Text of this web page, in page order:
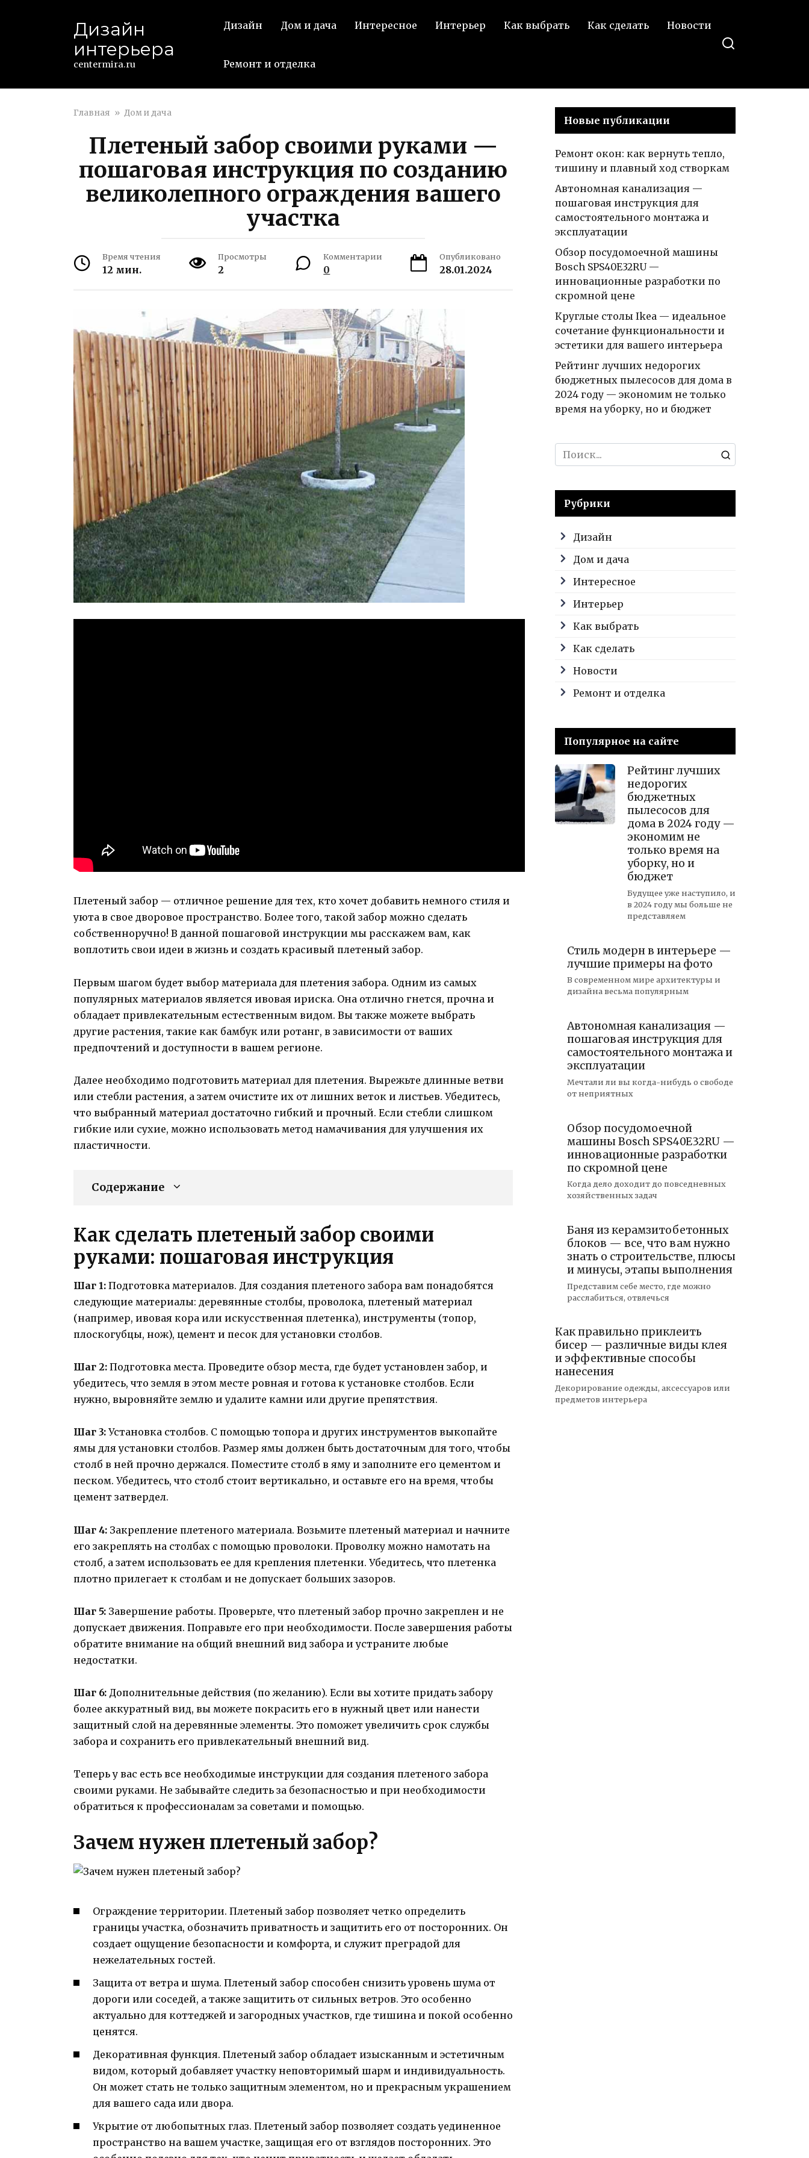
Дизайн
интерьера
centermira.ru
Дизайн Дом и дача Интересное Интерьер Как выбрать Как сделать Новости
Ремонт и отделка
Главная » Дом и дача
Плетеный забор своими руками —
пошаговая инструкция по созданию
великолепного ограждения вашего
участка
Время чтения
12 мин.
Просмотры
2
Комментарии
0
Опубликовано
28.01.2024
Плетеный забор — отличное решение для тех, кто хочет добавить немного стиля и
уюта в свое дворовое пространство. Более того, такой забор можно сделать
собственноручно! В данной пошаговой инструкции мы расскажем вам, как
воплотить свои идеи в жизнь и создать красивый плетеный забор.
Первым шагом будет выбор материала для плетения забора. Одним из самых
популярных материалов является ивовая ириска. Она отлично гнется, прочна и
обладает привлекательным естественным видом. Вы также можете выбрать
другие растения, такие как бамбук или ротанг, в зависимости от ваших
предпочтений и доступности в вашем регионе.
Далее необходимо подготовить материал для плетения. Вырежьте длинные ветви
или стебли растения, а затем очистите их от лишних веток и листьев. Убедитесь,
что выбранный материал достаточно гибкий и прочный. Если стебли слишком
гибкие или сухие, можно использовать метод намачивания для улучшения их
пластичности.
Содержание
Как сделать плетеный забор своими
руками: пошаговая инструкция
Шаг 1: Подготовка материалов. Для создания плетеного забора вам понадобятся
следующие материалы: деревянные столбы, проволока, плетеный материал
(например, ивовая кора или искусственная плетенка), инструменты (топор,
плоскогубцы, нож), цемент и песок для установки столбов.
Шаг 2: Подготовка места. Проведите обзор места, где будет установлен забор, и
убедитесь, что земля в этом месте ровная и готова к установке столбов. Если
нужно, выровняйте землю и удалите камни или другие препятствия.
Шаг 3: Установка столбов. С помощью топора и других инструментов выкопайте
ямы для установки столбов. Размер ямы должен быть достаточным для того, чтобы
столб в ней прочно держался. Поместите столб в яму и заполните его цементом и
песком. Убедитесь, что столб стоит вертикально, и оставьте его на время, чтобы
цемент затвердел.
Шаг 4: Закрепление плетеного материала. Возьмите плетеный материал и начните
его закреплять на столбах с помощью проволоки. Проволку можно намотать на
столб, а затем использовать ее для крепления плетенки. Убедитесь, что плетенка
плотно прилегает к столбам и не допускает больших зазоров.
Шаг 5: Завершение работы. Проверьте, что плетеный забор прочно закреплен и не
допускает движения. Поправьте его при необходимости. После завершения работы
обратите внимание на общий внешний вид забора и устраните любые
недостатки.
Шаг 6: Дополнительные действия (по желанию). Если вы хотите придать забору
более аккуратный вид, вы можете покрасить его в нужный цвет или нанести
защитный слой на деревянные элементы. Это поможет увеличить срок службы
забора и сохранить его привлекательный внешний вид.
Теперь у вас есть все необходимые инструкции для создания плетеного забора
своими руками. Не забывайте следить за безопасностью и при необходимости
обратиться к профессионалам за советами и помощью.
Зачем нужен плетеный забор?
Ограждение территории. Плетеный забор позволяет четко определить
границы участка, обозначить приватность и защитить его от посторонних. Он
создает ощущение безопасности и комфорта, и служит преградой для
нежелательных гостей.
Защита от ветра и шума. Плетеный забор способен снизить уровень шума от
дороги или соседей, а также защитить от сильных ветров. Это особенно
актуально для коттеджей и загородных участков, где тишина и покой особенно
ценятся.
Декоративная функция. Плетеный забор обладает изысканным и эстетичным
видом, который добавляет участку неповторимый шарм и индивидуальность.
Он может стать не только защитным элементом, но и прекрасным украшением
для вашего сада или двора.
Укрытие от любопытных глаз. Плетеный забор позволяет создать уединенное
пространство на вашем участке, защищая его от взглядов посторонних. Это
Новые публикации
Ремонт окон: как вернуть тепло,
тишину и плавный ход створкам
Автономная канализация —
пошаговая инструкция для
самостоятельного монтажа и
эксплуатации
Обзор посудомоечной машины
Bosch SPS40E32RU —
инновационные разработки по
скромной цене
Круглые столы Ikea — идеальное
сочетание функциональности и
эстетики для вашего интерьера
Рейтинг лучших недорогих
бюджетных пылесосов для дома в
2024 году — экономим не только
время на уборку, но и бюджет
Search
for:
Рубрики
Дизайн
Дом и дача
Интересное
Интерьер
Как выбрать
Как сделать
Новости
Ремонт и отделка
Популярное на сайте
Рейтинг лучших
недорогих
бюджетных
пылесосов для
дома в 2024 году —
экономим не
только время на
уборку, но и
бюджет
Будущее уже наступило, и
в 2024 году мы больше не
представляем
Стиль модерн в интерьере —
лучшие примеры на фото
В современном мире архитектуры и
дизайна весьма популярным
Автономная канализация —
пошаговая инструкция для
самостоятельного монтажа и
эксплуатации
Мечтали ли вы когда-нибудь о свободе
от неприятных
Обзор посудомоечной
машины Bosch SPS40E32RU —
инновационные разработки
по скромной цене
Когда дело доходит до повседневных
хозяйственных задач
Баня из керамзитобетонных
блоков — все, что вам нужно
знать о строительстве, плюсы
и минусы, этапы выполнения
Представим себе место, где можно
расслабиться, отвлечься
Как правильно приклеить
бисер — различные виды клея
и эффективные способы
нанесения
Декорирование одежды, аксессуаров или
предметов интерьера
необходимо знать!